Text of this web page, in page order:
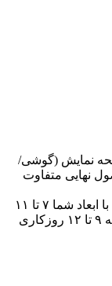
نمایش (گوشی/
درصد با محصول نهایی متفاوت
ساخت محصولات سفارشی مانند پرده‌ها با ابعاد شما ۷ تا ۱۱
روزکاری و پرده‌های کرکره چوبی و پلیسه ۹ تا ۱۲ روزکاری